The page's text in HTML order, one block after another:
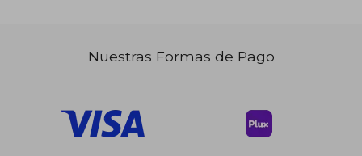
Nuestras Formas de Pago